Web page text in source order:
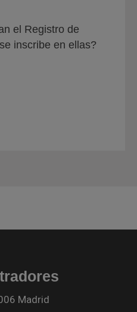
el Registro de
inscribe en ellas?
Madrid